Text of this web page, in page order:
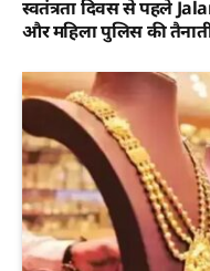
स्वतंत्रता दिवस से पहले
और महिला पुलिस की